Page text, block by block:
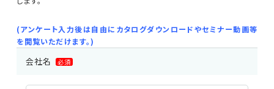
(アンケート入力後は自由にカタログダウンロードやセミナー動画等
を閲覧いただけます。)
会社名 必須
雷サージ試験器
電源電圧変動試験器・その他試験器